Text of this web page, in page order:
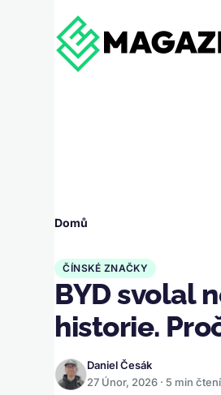
Drobečková
navigace
Domů
ČÍNSKÉ ZNAČKY
BYD svolal
historie.
Daniel Česák
27 Únor, 2026 · 5 min čtení